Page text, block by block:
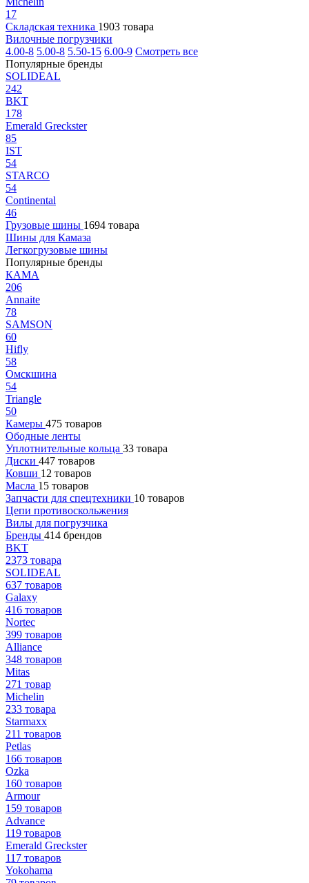
17
Складская техника 1903 товара
Вилочные погрузчики
4.00-8 5.00-8 5.50-15 6.00-9 Смотреть все
Популярные бренды
SOLIDEAL
242
BKT
178
Emerald Greckster
85
IST
54
STARCO
54
Continental
46
Грузовые шины 1694 товара
Шины для Камаза
Легкогрузовые шины
Популярные бренды
КАМА
206
Annaite
78
SAMSON
60
Hifly
58
Омскшина
54
Triangle
50
Камеры 475 товаров
Ободные ленты
Уплотнительные кольца 33 товара
Диски 447 товаров
Ковши 12 товаров
Масла 15 товаров
Запчасти для спецтехники 10 товаров
Цепи противоскольжения
Вилы для погрузчика
Бренды 414 брендов
BKT
2373 товара
SOLIDEAL
637 товаров
Galaxy
416 товаров
Nortec
399 товаров
Alliance
348 товаров
Mitas
271 товар
Michelin
233 товара
Starmaxx
211 товаров
Petlas
166 товаров
Ozka
160 товаров
Armour
159 товаров
Advance
119 товаров
Emerald Greckster
117 товаров
Yokohama